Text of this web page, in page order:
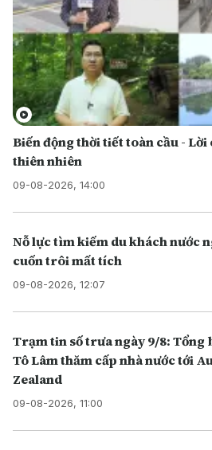
Biến động thời tiết toàn cầu -
thiên nhiên
09-08-2026, 14:00
Nỗ lực tìm kiếm du khách nước
cuốn trôi mất tích
09-08-2026, 12:07
Trạm tin số trưa ngày 9/8: Tổng
Tô Lâm thăm cấp nhà nước tới
Zealand
09-08-2026, 11:00